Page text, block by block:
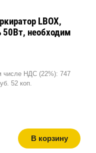
LBOX,
необходим
числе НДС (22%): 747
52 коп.
В корзину